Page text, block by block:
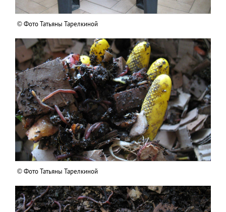
© Фото Татьяны Тарелкиной
© Фото Татьяны Тарелкиной